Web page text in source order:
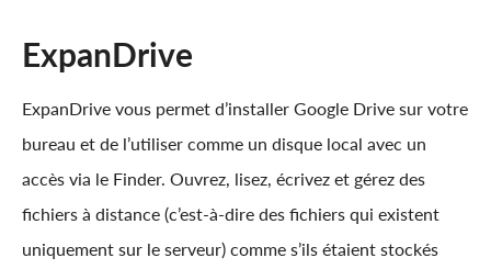
ExpanDrive
ExpanDrive vous permet d’installer Google Drive sur votre
bureau et de l’utiliser comme un disque local avec un
accès via le Finder. Ouvrez, lisez, écrivez et gérez des
fichiers à distance (c’est-à-dire des fichiers qui existent
uniquement sur le serveur) comme s’ils étaient stockés